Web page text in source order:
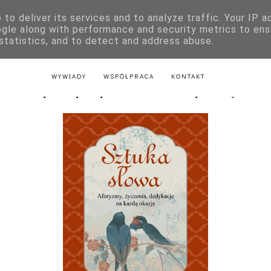
KSIĄŻKI DLA DZIECI LITERATURA POLSKA LITERATURA
LITERATURA Z PRZEPISAMI
WYWIADY WSPÓŁPRACA KONTAKT
Aforyzmy, życzenia, dedykacje na
to deliver its services and to analyze traffic. Your IP
along with performance and security metrics to
and to detect and address abuse.